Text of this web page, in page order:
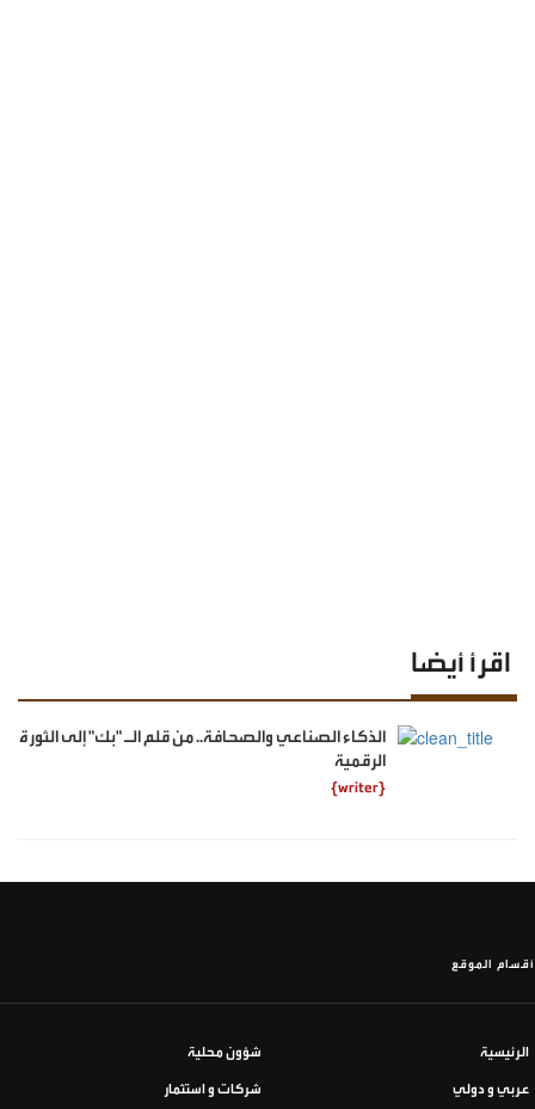
اقرأ أيضا
الذكاء الصناعي والصحافة.. من قلم الـ "بك" إلى الثورة
الرقمية
{writer}
أقسام الموقع
الرئيسية شؤون محلية
عربي و دولي شركات و استثمار